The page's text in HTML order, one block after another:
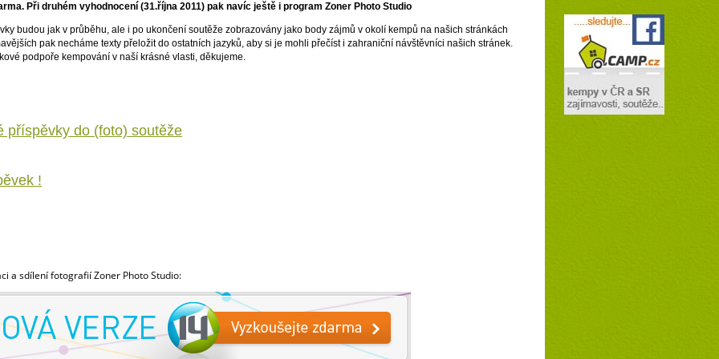
Při druhém vyhodnocení (31.října 2011) pak navíc ještě i program Zoner Photo Studio
budou jak v průběhu, ale i po ukončení soutěže zobrazovány jako body zájmů v okolí kempů na našich stránkách
pak necháme texty přeložit do ostatních jazyků, aby si je mohli přečíst i zahraniční návštěvníci našich stránek.
podpoře kempování v naší krásné vlasti, děkujeme.
příspěvky do (foto) soutěže
!
a sdílení fotografií Zoner Photo Studio: